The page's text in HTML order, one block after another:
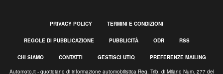
PRIVACY POLICY TERMINI E CONDIZIONI
REGOLE DI PUBBLICAZIONE PUBBLICITÀ ODR RSS
CHI SIAMO CONTATTI GESTISCI UTIQ PREFERENZE MAILING
Automoto.it - quotidiano di informazione automobilistica Reg. Trib. di Milano Num. 277 del